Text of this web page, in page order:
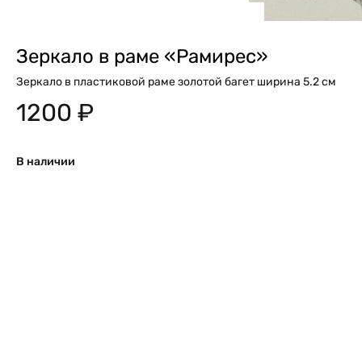
Зеркало в раме «Рамирес»
Зеркало в пластиковой раме золотой багет ширина 5.2 см
1200 ₽
В наличии